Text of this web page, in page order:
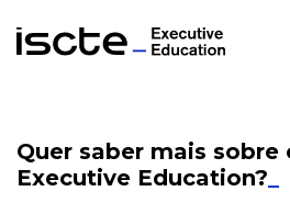
Quer saber mais sobre
Executive Education?